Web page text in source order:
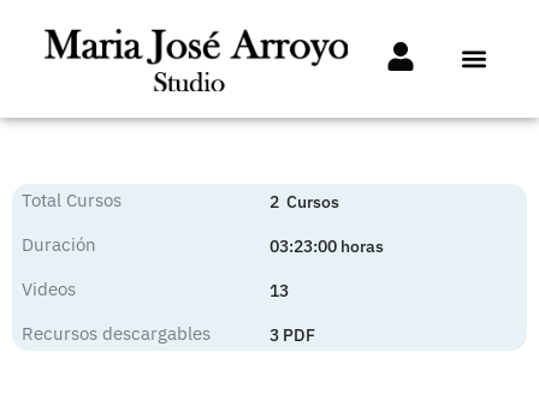
Total Cursos 2 Cursos
Duración 03:23:00 horas
Videos 13
Recursos descargables 3 PDF